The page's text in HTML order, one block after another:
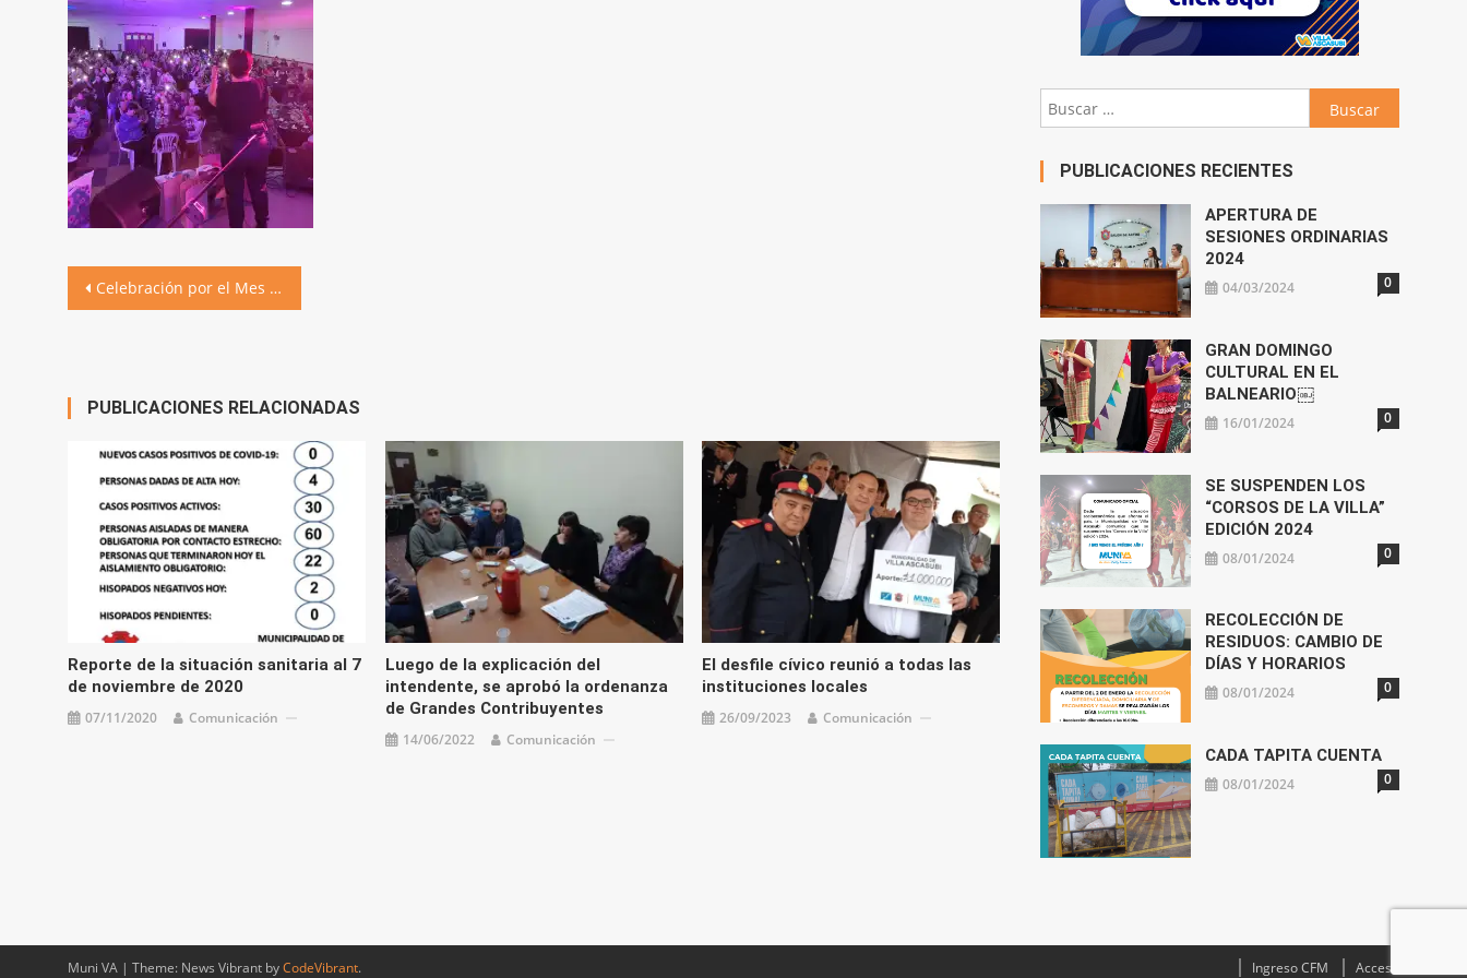
Navegación
Celebración por el Mes de la Mujer
PUBLICACIONES RELACIONADAS
Reporte de la situación sanitaria al 7
de noviembre de 2020
07/11/2020 Comunicación
Luego de la explicación del
intendente, se aprobó la ordenanza
de Grandes Contribuyentes
14/06/2022 Comunicación
El desfile cívico reunió a todas las
instituciones locales
26/09/2023 Comunicación
Buscar:
PUBLICACIONES RECIENTES
APERTURA DE
SESIONES ORDINARIAS
2024
04/03/2024 0
GRAN DOMINGO
CULTURAL EN EL
BALNEARIO￼
16/01/2024 0
SE SUSPENDEN LOS
“CORSOS DE LA VILLA”
EDICIÓN 2024
08/01/2024 0
RECOLECCIÓN DE
RESIDUOS: CAMBIO DE
DÍAS Y HORARIOS
08/01/2024 0
CADA TAPITA CUENTA
08/01/2024 0
Muni VA | Theme: News Vibrant byCodeVibrant. Ingreso CFM Acceso